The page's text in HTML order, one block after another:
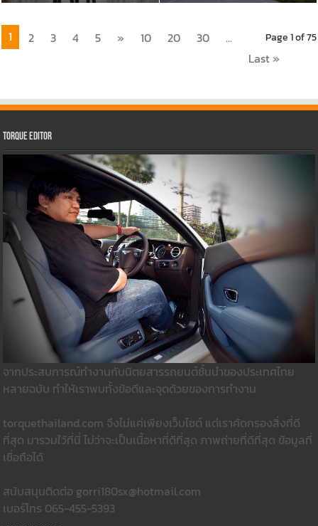
Page 1 of 75
1 2 3 4 5 » 10 20 30
...
Last »
Torque Editor
จากประสบการณ์ทำงานกับนิตยสารรถยนต์ชั้นนำของประเทศไทย
หลายฉบับ ทำให้เราพบทั้งข้อดีและจุดด้วยของการทำงาน
torquethailand.com จึงไม่แค่เพียงเว็บไซต์ แต่เราคัดกรองสิ่งที่ดี
ที่สุด มารวมใว้ที่นี่ ไม่ว่าจะเป็นเนื้อหาที่ดีที่สุด ภาพถ่ายที่ดีที่สุด ข้อมูลที่
เชื่อถือได้
สนับสนุนติดต่อ gorri180sx@hotmail.com
เบอร์โทร 065-455-5393